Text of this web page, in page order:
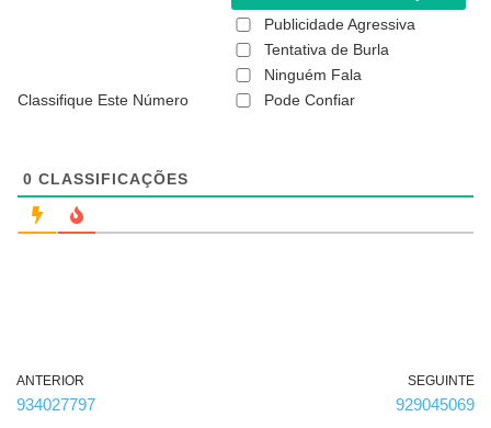
a
ó
Classifique Este Número
Publicidade Agressiva
Tentativa de Burla
Ninguém Fala
Pode Confiar
0 CLASSIFICAÇÕES
ANTERIOR
934027797
SEGUINTE
929045069